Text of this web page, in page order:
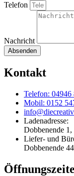
Telefon
Nachricht
Absenden
Kontakt
Telefon: 04946
Mobil: 0152
Ladenadresse:
Dobbenende
Liefer- und
Dobbenende